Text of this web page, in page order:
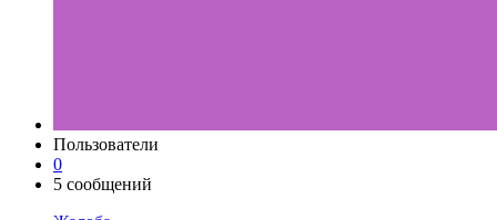
Пользователи
0
5 сообщений